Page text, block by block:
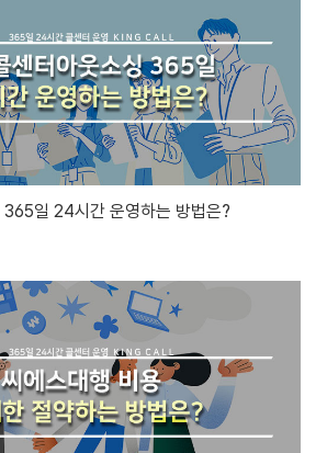
365일 24시간 운영하는 방법은?